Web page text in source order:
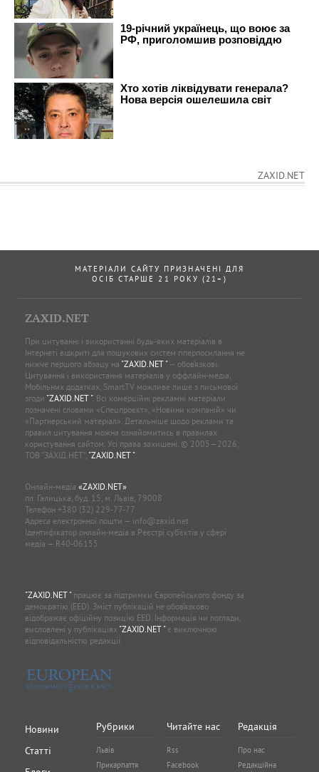
ZAXID.NET
МАТЕРІАЛИ САЙТУ ПРИЗНАЧЕНІ ДЛЯ
ОСІБ СТАРШЕ 21 РОКУ (21+)
ZAXID.NET
При цитуванні і використанні будь-яких матеріалів в
Інтернеті відкриті для пошукових систем гіперпосилання не
нижче першого абзацу на "ZAXID.NET "— обов’язкові.
Цитування і використання матеріалів у оффлайн-медіа,
Мобільних додатках, SmartTV можливе лише з письмової
згоди "ZAXID.NET ". Всі комерційні рекламні матеріали
позначені словами «Спецпроєкт», «Новини компаній» чи
«Партнерський матеріал». Детальніше щодо реклами та
правил цитування можна ознайомитись в правилах
користування сайтом. Усі права захищені. © 2005—2026,
ТОВ “ЗАХІД.НЕТ”, "ZAXID.NET ".
Онлайн-медіа «ZAXID.NET»
пл. Галицька, буд. 15, м. Львів, 79008
Телефон +380 (32) 229-77-77
Адреса електронної пошти — info@zaxid.net
Ідентифікатор онлайн-медіа в Реєстрі суб'єктів у сфері
медіа — R40-06155
"ZAXID.NET "працює за підтримки Європейського фонду за
демократію (EED). Зміст публікацій не обов’язково
відображає офіційну позицію EED. Інформація чи погляди,
висловлені у публікаціях "ZAXID.NET "є виключною
відповідальністю редакції.
Новини
Статті
Рубрики
Львів
Прикарпаття
Читайте нас
Rss
Facebook
Редакція
Про нас
Редакційна